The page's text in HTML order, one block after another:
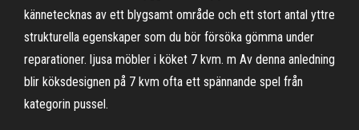
kännetecknas av ett blygsamt område och ett stort antal yttre
strukturella egenskaper som du bör försöka gömma under
reparationer. ljusa möbler i köket 7 kvm. m Av denna anledning
blir köksdesignen på 7 kvm ofta ett spännande spel från
kategorin pussel.